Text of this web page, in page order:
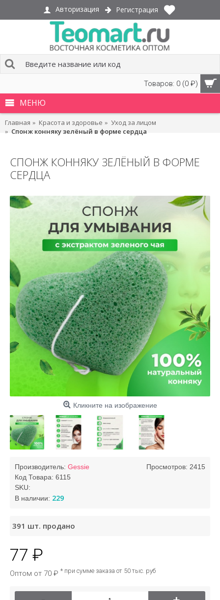
Авторизация Регистрация
Товаров: 0 (0 ₽)
МЕНЮ
Главная Красота и здоровье
Уход за лицом
Спонж конняку зелёный в форме сердца
СПОНЖ КОННЯКУ ЗЕЛЁНЫЙ В ФОРМЕ
СЕРДЦА
Кликните на изображение
Просмотров: 2415
Производитель: Gessie
Код Товара: 6115
SKU:
В наличии: 229
391 шт. продано
77 ₽
Оптом от 70 ₽ * при сумме заказа от 50 тыс. руб